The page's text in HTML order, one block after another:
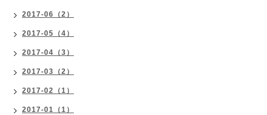
2017-06（2）
2017-05（4）
2017-04（3）
2017-03（2）
2017-02（1）
2017-01（1）